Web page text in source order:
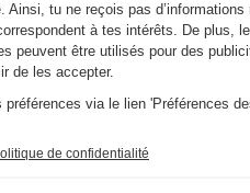
nous prépare aux différentes
30 à 12 h 30 et de 16 h à 19 h,
jusqu'à 21 h 30 hors saison et